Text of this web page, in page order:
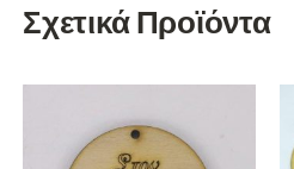
Σχετικά Προϊόντα